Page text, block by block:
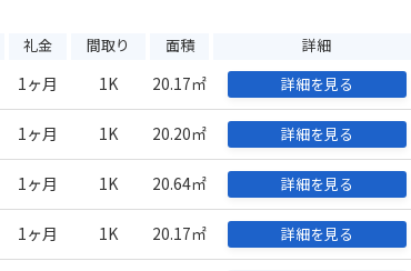
礼金 間取り 面積 詳細
1ヶ月 1K 20.17㎡ 詳細を見る
1ヶ月 1K 20.20㎡ 詳細を見る
1ヶ月 1K 20.64㎡ 詳細を見る
1ヶ月 1K 20.17㎡ 詳細を見る